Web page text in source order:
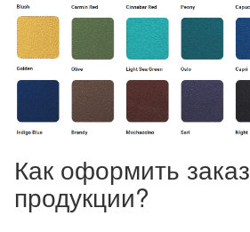
Как оформить заказ
продукции?